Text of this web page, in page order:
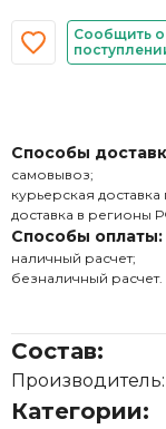
Сообщить о
Способы
самовывоз;
курьерская
доставка в регионы
Способы оплаты:
наличный расчет;
безналичный расчет.
Состав:
Категории: